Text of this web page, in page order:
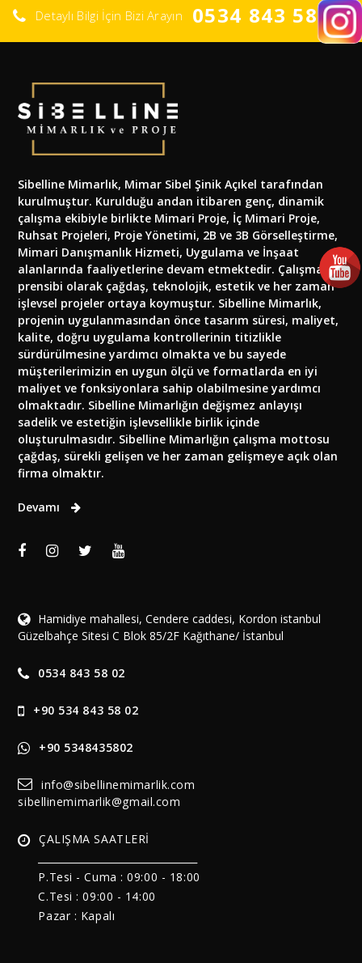
Detaylı Bilgi İçin Bizi Arayın 0534 843 58 02
Sibelline Mimarlık, Mimar Sibel Şinik Açıkel tarafından
kurulmuştur. Kurulduğu andan itibaren genç, dinamik
çalışma ekibiyle birlikte Mimari Proje, İç Mimari Proje,
Ruhsat Projeleri, Proje Yönetimi, 2B ve 3B Görselleştirme,
Mimari Danışmanlık Hizmeti, Uygulama ve İnşaat
alanlarında faaliyetlerine devam etmektedir. Çalışma
prensibi olarak çağdaş, teknolojik, estetik ve her zaman
işlevsel projeler ortaya koymuştur. Sibelline Mimarlık,
projenin uygulanmasından önce tasarım süresi, maliyet,
kalite, doğru uygulama kontrollerinin titizlikle
sürdürülmesine yardımcı olmakta ve bu sayede
müşterilerimizin en uygun ölçü ve formatlarda en iyi
maliyet ve fonksiyonlara sahip olabilmesine yardımcı
olmaktadır. Sibelline Mimarlığın değişmez anlayışı
sadelik ve estetiğin işlevsellikle birlik içinde
oluşturulmasıdır. Sibelline Mimarlığın çalışma mottosu
çağdaş, sürekli gelişen ve her zaman gelişmeye açık olan
firma olmaktır.
Devamı
Hamidiye mahallesi, Cendere caddesi, Kordon istanbul
Güzelbahçe Sitesi C Blok 85/2F Kağıthane/ İstanbul
0534 843 58 02
+90 534 843 58 02
+90 5348435802
info@sibellinemimarlik.com
sibellinemimarlik@gmail.com
ÇALIŞMA SAATLERİ
P.Tesi - Cuma : 09:00 - 18:00
C.Tesi : 09:00 - 14:00
Pazar : Kapalı